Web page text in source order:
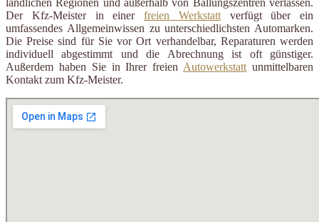
ländlichen Regionen und außerhalb von Ballungszentren verlassen.
Der Kfz-Meister in einer freien Werkstattverfügt über ein
umfassendes Allgemeinwissen zu unterschiedlichsten Automarken.
Die Preise sind für Sie vor Ort verhandelbar, Reparaturen werden
individuell abgestimmt und die Abrechnung ist oft günstiger.
Außerdem haben Sie in Ihrer freienAutowerkstattunmittelbaren
Kontakt zum Kfz-Meister.